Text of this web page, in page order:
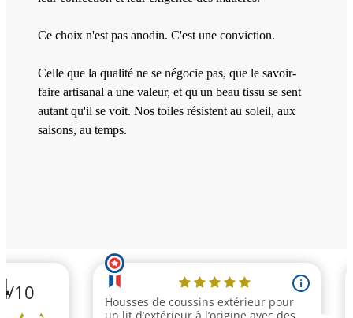
Ce choix n'est pas anodin. C'est une conviction.
Celle que la qualité ne se négocie pas, que le savoir-
faire artisanal a une valeur, et qu'un beau tissu se sent
autant qu'il se voit. Nos toiles résistent au soleil, aux
saisons, au temps.